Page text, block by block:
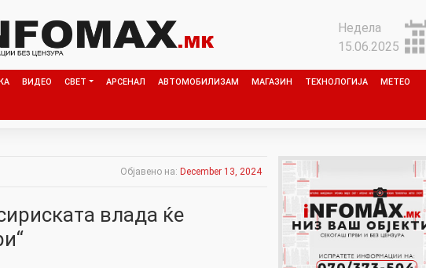
Недела
15.06.2025
ВИДЕО СВЕТ АРСЕНАЛ АВТОМОБИЛИЗАМ МАГАЗИН ТЕХНОЛОГИЈА МЕТЕО
Објавено на: December 13, 2024
влада ќе